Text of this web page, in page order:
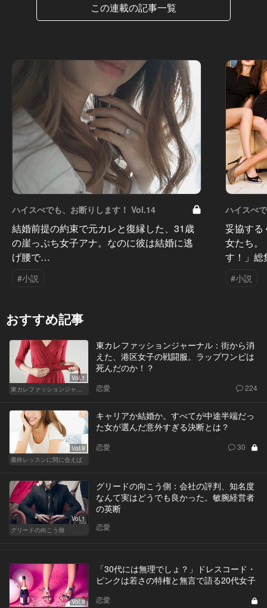
この連載の記事一覧
ハイスぺでも、お断りします！ Vol.14
結婚前提の約束で元カレと復縁した、31歳
の崖っぷち女子アナ。なのに彼は結婚に逃
げ腰で…
#小説
ハイスぺ
妥協する
女たち。
す！」総
#小説
おすすめ記事
Vol.1
東カレファッションジャーナル
東カレファッションジャーナル：街から消
えた、港区女子の戦闘服。ラップワンピは
死んだのか！？
恋愛 224
Vol.9
最終レッスンに間に合えば
キャリアか結婚か。すべてが中途半端だっ
た女が選んだ意外すぎる決断とは？
恋愛 30
Vol.1
グリードの向こう側
グリードの向こう側：会社の評判、知名度
なんて実はどうでも良かった。敏腕経営者
の英断
恋愛
Vol.9
「30代には無理でしょ？」ドレスコード・
ピンクは若さの特権と無言で語る20代女子
恋愛